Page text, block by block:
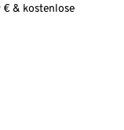
€ & kostenlose